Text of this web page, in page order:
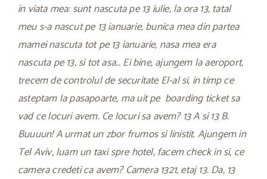
in viata mea: sunt nascuta pe 13 iulie, la ora 13, tatal
meu s-a nascut pe 13 ianuarie, bunica mea din partea
mamei nascuta tot pe 13 ianuarie, nasa mea era
nascuta pe 13, si tot asa… Ei bine, ajungem la aeroport,
trecem de controlul de securitate El-al si, in timp ce
asteptam la pasapoarte, ma uit pe boarding ticket sa
vad ce locuri avem. Ce locuri sa avem? 13 A si 13 B.
Buuuun! A urmat un zbor frumos si linistit. Ajungem in
Tel Aviv, luam un taxi spre hotel, facem check in si, ce
camera credeti ca avem? Camera 1321, etaj 13. Da, 13